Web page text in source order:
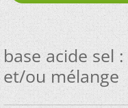
base acide sel
et/ou mélange